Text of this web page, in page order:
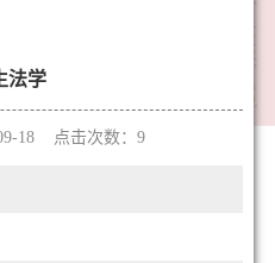
法学
18 点击次数： 9